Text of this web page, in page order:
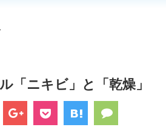
「ニキビ」と「乾燥」